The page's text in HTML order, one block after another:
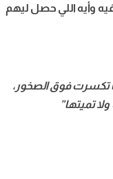
وأيه اللي حصل ليهم
تكسرت فوق الصخور،
تميتها”